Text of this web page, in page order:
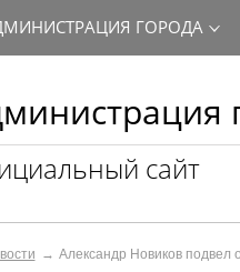
сайт
ГОРОДА
Александр Новиков